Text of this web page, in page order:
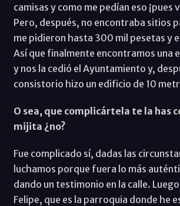
camisas y como me pedían eso ¡pues
Pero, después, no encontraba sitios
me pidieron hasta 300 mil pesetas y
Así que finalmente encontramos una
y nos la cedió el Ayuntamiento y,
consistorio hizo un edificio de 10
O sea, que complicártela te la has
mijita ¿no?
Fue complicado sí, dadas las
luchamos porque fuera lo más
dando un testimonio en la calle. Luego
Felipe, que es la parroquia donde he